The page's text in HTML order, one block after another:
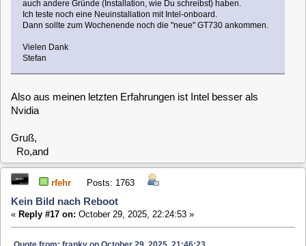
Nvidia
Gruß,
«Reply #17 on: October 29, 2025, 22:24:53 »
Hallo Stefan,
dein Support Log kann ich mir leider nicht anschauen. Da habe ich
keinen Zugriff drauf.
Wie schon gesagt, solltest du mit der Intel iGPU auf jeden Fall eine
Neuinstallation machen und nicht versuchen, die nVidia Installation
auf Intel umzubiegen.
dass dein MB ein HW Problem hat.
Gruß
Klaus